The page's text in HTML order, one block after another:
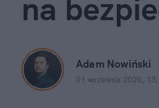
na
Adam Nowiński
01 września 2020,